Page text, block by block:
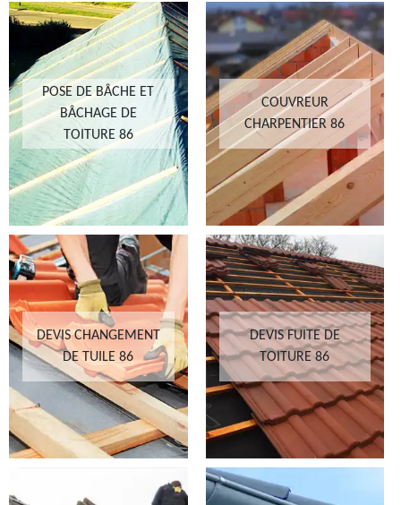
POSE DE BÂCHE ET
BÂCHAGE DE
TOITURE 86
COUVREUR
CHARPENTIER 86
DEVIS CHANGEMENT
DE TUILE 86
DEVIS FUITE DE
TOITURE 86